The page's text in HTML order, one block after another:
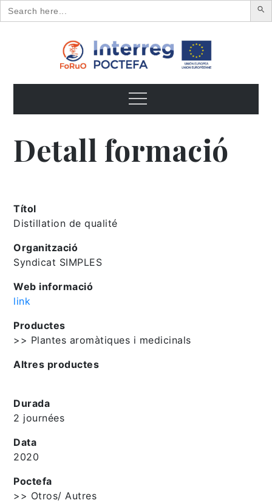
Search
for:
FoRuO
frutos
Menu
Detall formació
Títol
Distillation de qualité
Organització
Syndicat SIMPLES
Web informació
link
Productes
>> Plantes aromàtiques i medicinals
Altres productes
Durada
2 journées
Data
2020
Poctefa
>> Otros/ Autres